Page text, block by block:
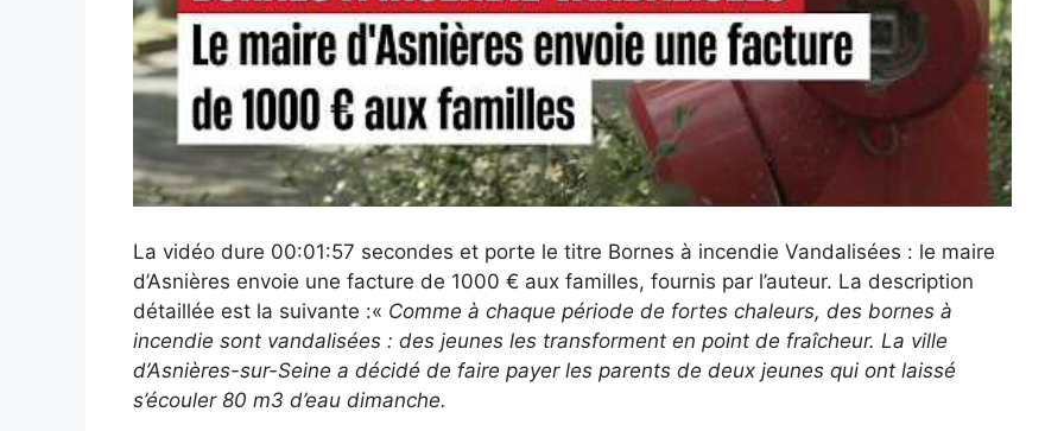
La vidéo dure 00:01:57 secondes et porte le titre Bornes à incendie Vandalisées : le maire
d’Asnières envoie une facture de 1000 € aux familles, fournis par l’auteur. La description
détaillée est la suivante :« Comme à chaque période de fortes chaleurs, des bornes à
incendie sont vandalisées : des jeunes les transforment en point de fraîcheur. La ville
d’Asnières-sur-Seine a décidé de faire payer les parents de deux jeunes qui ont laissé
s’écouler 80 m3 d’eau dimanche.